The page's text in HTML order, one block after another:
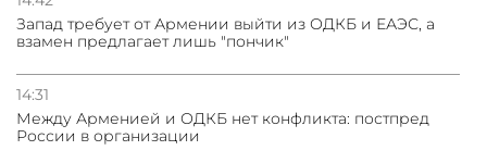
Запад требует от Армении выйти из ОДКБ и ЕАЭС, а
взамен предлагает лишь "пончик"
14:31
Между Арменией и ОДКБ нет конфликта: постпред
России в организации